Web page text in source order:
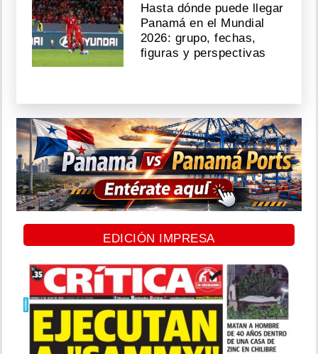
Hasta dónde puede llegar
Panamá en el Mundial
2026: grupo, fechas,
figuras y perspectivas
EDICIÓN IMPRESA